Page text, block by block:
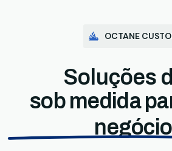
OCTANE
Soluções
sob medida